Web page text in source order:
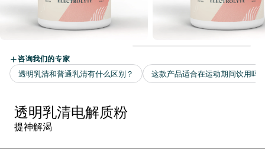
透明乳清电解质粉
提神解渴